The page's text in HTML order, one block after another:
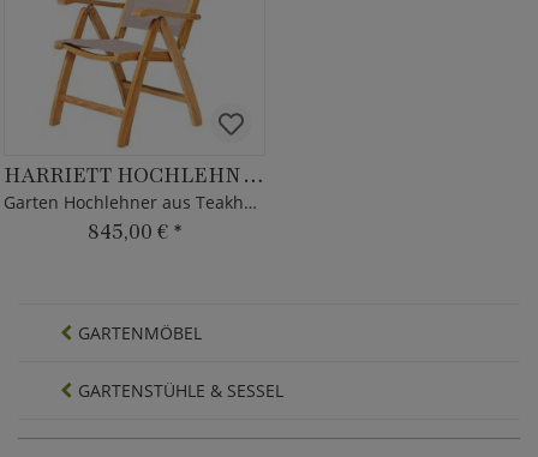
HARRIETT HOCHLEHNER
Garten Hochlehner aus Teakholz & Textilene
845,00 € *
GARTENMÖBEL
GARTENSTÜHLE & SESSEL